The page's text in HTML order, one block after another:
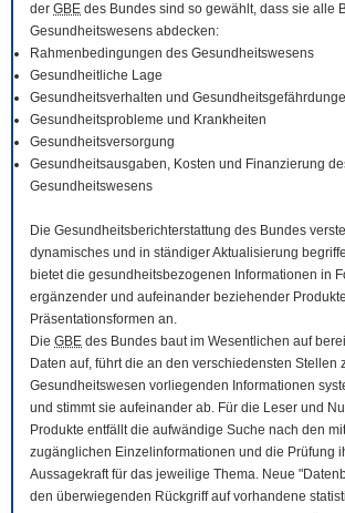
der GBE des Bundes sind so gewählt, dass sie alle
Gesundheitswesens abdecken:
Rahmenbedingungen des Gesundheitswesens
Gesundheitliche Lage
Gesundheitsverhalten und
Gesundheitsprobleme und Krankheiten
Gesundheitsversorgung
Gesundheitsausgaben, Kosten und Finanzierung
Gesundheitswesens
Die Gesundheitsberichterstattung des Bundes
dynamisches und in ständiger Aktualisierung
bietet die gesundheitsbezogenen Informationen in
ergänzender und aufeinander beziehender
Präsentationsformen an.
Die GBE des Bundes baut im Wesentlichen auf
Daten auf, führt die an den verschiedensten Stellen
Gesundheitswesen vorliegenden Informationen
und stimmt sie aufeinander ab. Für die Leser und
Produkte entfällt die aufwändige Suche nach den
zugänglichen Einzelinformationen und die Prüfung
Aussagekraft für das jeweilige Thema. Neue
den überwiegenden Rückgriff auf vorhandene